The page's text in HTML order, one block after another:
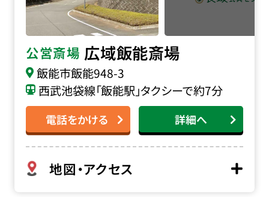
公営斎場 広域飯能斎場
飯能市飯能948-3
西武池袋線「飯能駅」タクシーで約7分
電話をかける 詳細へ
地図・アクセス